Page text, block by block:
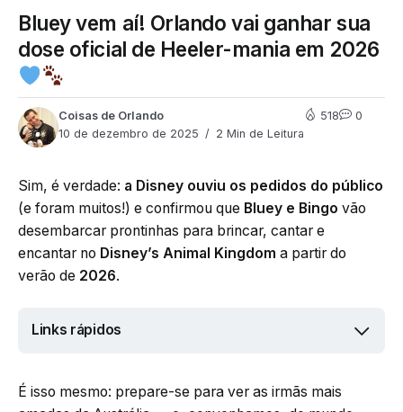
Bluey vem aí! Orlando vai ganhar sua
dose oficial de Heeler-mania em 2026
Coisas de Orlando
10 de dezembro de 2025
2 Min de Leitura
518 0
Sim, é verdade: a Disney ouviu os pedidos do público
(e foram muitos!) e confirmou que Bluey e Bingo vão
desembarcar prontinhas para brincar, cantar e
encantar no Disney’s Animal Kingdom a partir do
verão de 2026.
Links rápidos
É isso mesmo: prepare-se para ver as irmãs mais